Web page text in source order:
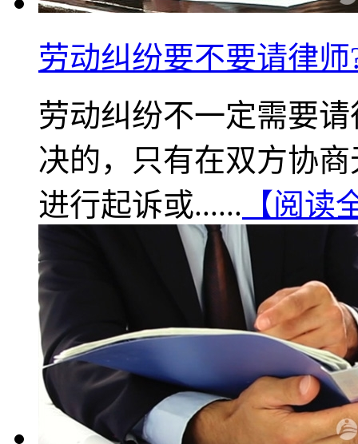
劳动纠纷要不要请律师
劳动纠纷不一定需要
决的，只有在双方协
进行起诉或...... 【阅读